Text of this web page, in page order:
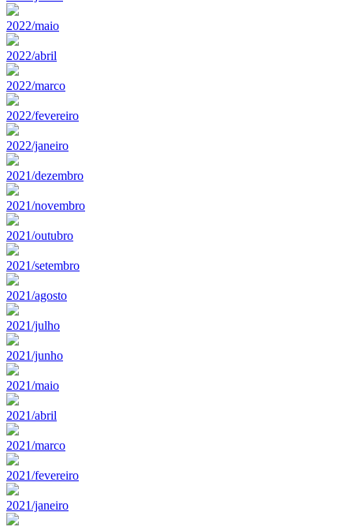
2022/maio
2022/abril
2022/marco
2022/fevereiro
2022/janeiro
2021/dezembro
2021/novembro
2021/outubro
2021/setembro
2021/agosto
2021/julho
2021/junho
2021/maio
2021/abril
2021/marco
2021/fevereiro
2021/janeiro